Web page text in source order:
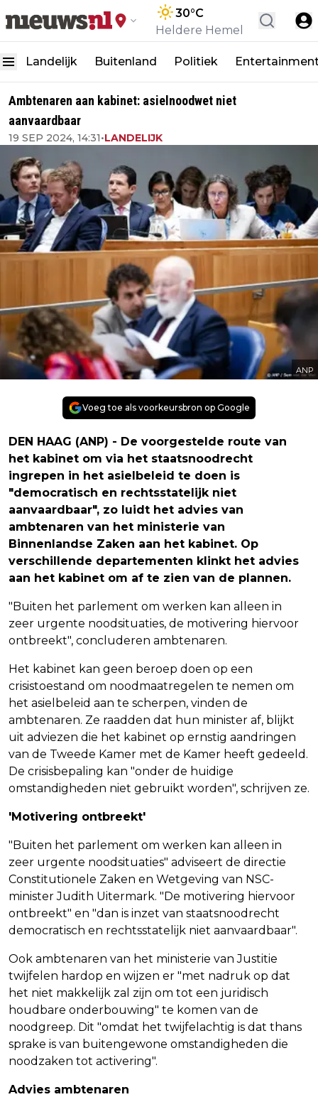
30°C
Heldere Hemel
Landelijk Buitenland Politiek
Ambtenaren aan kabinet: asielnoodwet niet
aanvaardbaar
19 SEP 2024, 14:31•LANDELIJK
ANP
Voeg toe als voorkeursbron op Google
DEN HAAG (ANP) - De voorgestelde route van
het kabinet om via het staatsnoodrecht
ingrepen in het asielbeleid te doen is
"democratisch en rechtsstatelijk niet
aanvaardbaar", zo luidt het advies van
ambtenaren van het ministerie van
Binnenlandse Zaken aan het kabinet. Op
verschillende departementen klinkt het advies
aan het kabinet om af te zien van de plannen.
"Buiten het parlement om werken kan alleen in
zeer urgente noodsituaties, de motivering hiervoor
ontbreekt", concluderen ambtenaren.
Het kabinet kan geen beroep doen op een
crisistoestand om noodmaatregelen te nemen om
het asielbeleid aan te scherpen, vinden de
ambtenaren. Ze raadden dat hun minister af, blijkt
uit adviezen die het kabinet op ernstig aandringen
van de Tweede Kamer met de Kamer heeft gedeeld.
De crisisbepaling kan "onder de huidige
omstandigheden niet gebruikt worden", schrijven ze.
'Motivering ontbreekt'
"Buiten het parlement om werken kan alleen in
zeer urgente noodsituaties" adviseert de directie
Constitutionele Zaken en Wetgeving van NSC-
minister Judith Uitermark. "De motivering hiervoor
ontbreekt" en "dan is inzet van staatsnoodrecht
democratisch en rechtsstatelijk niet aanvaardbaar".
Ook ambtenaren van het ministerie van Justitie
twijfelen hardop en wijzen er "met nadruk op dat
het niet makkelijk zal zijn om tot een juridisch
houdbare onderbouwing" te komen van de
noodgreep. Dit "omdat het twijfelachtig is dat thans
sprake is van buitengewone omstandigheden die
noodzaken tot activering".
Advies ambtenaren